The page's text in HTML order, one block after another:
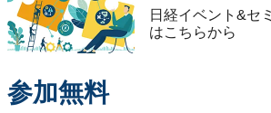
日経イベント&セ
はこちらから
参加無料